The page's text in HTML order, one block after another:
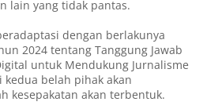
lain yang tidak pantas.
dengan berlakunya
2024 tentang Tanggung Jawab
untuk Mendukung Jurnalisme
kedua belah pihak akan
kesepakatan akan terbentuk.